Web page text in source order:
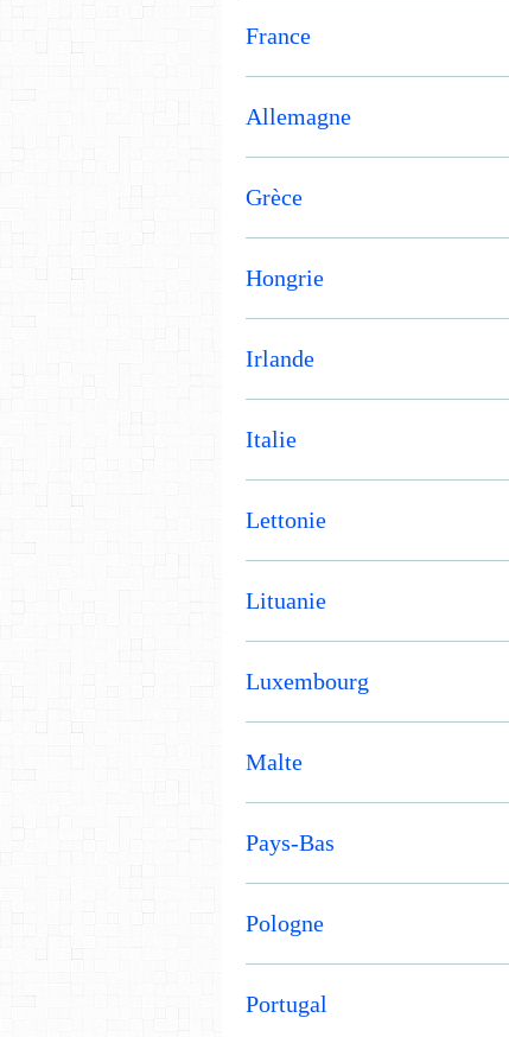
France
Allemagne
Grèce
Hongrie
Irlande
Italie
Lettonie
Lituanie
Luxembourg
Malte
Pays-Bas
Pologne
Portugal